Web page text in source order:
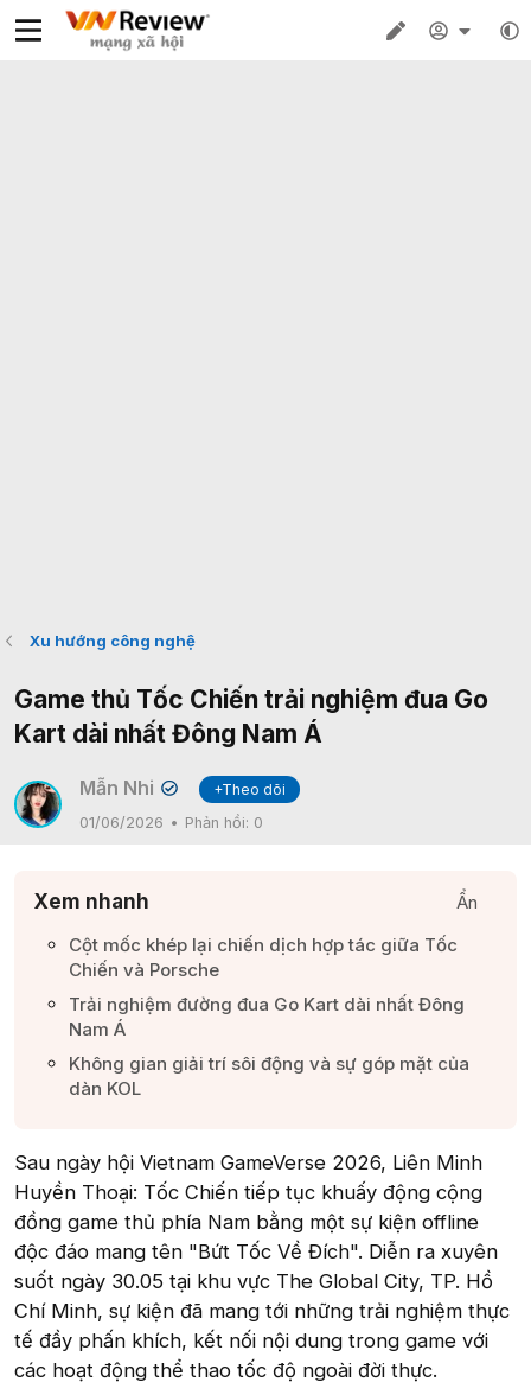
Xu hướng công nghệ
Game thủ Tốc Chiến trải nghiệm đua Go
Kart dài nhất Đông Nam Á
Mẫn Nhi ✔
+Theo dõi
01/06/2026
Phản hồi: 0
Xem nhanh
Ẩn
Cột mốc khép lại chiến dịch hợp tác giữa Tốc
Chiến và Porsche​
Trải nghiệm đường đua Go Kart dài nhất Đông
Nam Á​
Không gian giải trí sôi động và sự góp mặt của
dàn KOL​
Sau ngày hội Vietnam GameVerse 2026, Liên Minh
Huyền Thoại: Tốc Chiến tiếp tục khuấy động cộng
đồng game thủ phía Nam bằng một sự kiện offline
độc đáo mang tên "Bứt Tốc Về Đích". Diễn ra xuyên
suốt ngày 30.05 tại khu vực The Global City, TP. Hồ
Chí Minh, sự kiện đã mang tới những trải nghiệm thực
tế đầy phấn khích, kết nối nội dung trong game với
các hoạt động thể thao tốc độ ngoài đời thực.